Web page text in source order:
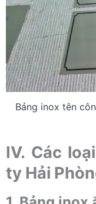
Bảng inox tên
IV. Các
ty Hải